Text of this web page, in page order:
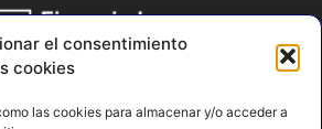
el consentimiento
cookies
las cookies para almacenar y/o acceder a